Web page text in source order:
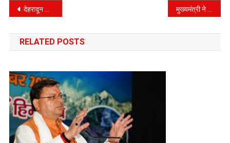
Post
navigation
देहरादून जिले में दरोगा व इंस्पेक्टर के बंपर तबादले, आदेश जारी मुख्यमंत्री ने सीएस समेत कार्मिक सचिव को दिए निर्देश, केस टू केस ले निर्णय
RELATED POSTS